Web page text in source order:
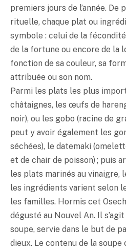
premiers jours de l’année. De
rituelle, chaque plat ou
symbole : celui de la
de la fortune ou encore de la
fonction de sa couleur, sa
attribuée ou son nom.
Parmi les plats les plus
châtaignes, les œufs de
noir), ou les gobo (racine de
peut y avoir également les
séchées), le datemaki
et de chair de poisson) ; puis
les plats marinés au vinaigre,
les ingrédients varient selon
les familles. Hormis cet
dégusté au Nouvel An. Il
soupe, servie dans le but de
dieux. Le contenu de la